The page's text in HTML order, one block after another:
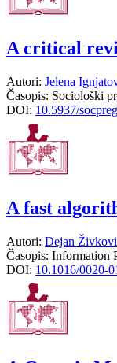
A critical
Autori: Jelena
Časopis: Sociološki
DOI: 10.5937/
A fast
Autori: Dejan
Časopis: Information
DOI: 10.1016/0020-